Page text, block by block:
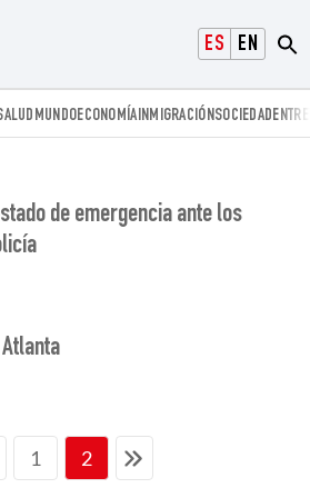
ESPAÑOLENGLISH
MUNDOECONOMÍAINMIGRACIÓNSOCIEDAD
de emergencia ante los
1 2